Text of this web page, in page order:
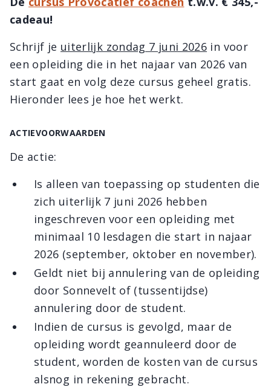
cadeau!
Schrijf je uiterlijk zondag 7 juni 2026 in voor
een opleiding die in het najaar van 2026 van
start gaat en volg deze cursus geheel gratis.
Hieronder lees je hoe het werkt.
ACTIEVOORWAARDEN
De actie:
Is alleen van toepassing op studenten die
zich uiterlijk 7 juni 2026 hebben
ingeschreven voor een opleiding met
minimaal 10 lesdagen die start in najaar
2026 (september, oktober en november).
Geldt niet bij annulering van de opleiding
door Sonnevelt of (tussentijdse)
annulering door de student.
Indien de cursus is gevolgd, maar de
opleiding wordt geannuleerd door de
student, worden de kosten van de cursus
alsnog in rekening gebracht.